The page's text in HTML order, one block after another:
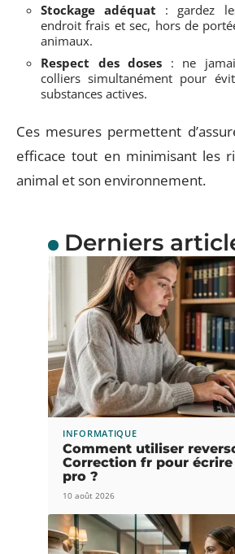
Stockage adéquat : gardez
endroit frais et sec, hors de
animaux.
Respect des doses : ne
colliers simultanément pour
substances actives.
Ces mesures permettent
efficace tout en minimisant les
animal et son environnement.
Derniers
INFORMATIQUE
Comment utiliser
Correction fr pour
pro ?
10 août 2026